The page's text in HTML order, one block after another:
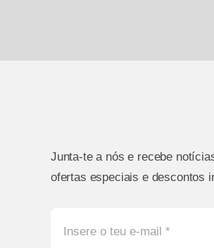
Junta-te a nós e recebe
ofertas especiais e descontos